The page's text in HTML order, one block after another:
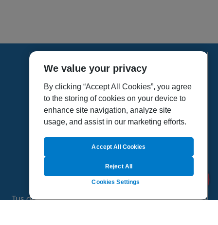
HOME
VÍDEOS
POLÍTICA DE PRIVACIDAD
POLÍTICA DE COOKIES
MAPA DEL SITIO
QUIENES SOMOS
Tus dudas de salud es un proyecto de Sanitas, todo
We value your privacy
By clicking “Accept All Cookies”, you agree
to the storing of cookies on your device to
enhance site navigation, analyze site
usage, and assist in our marketing efforts.
Cookies Settings
Reject All
Accept All Cookies